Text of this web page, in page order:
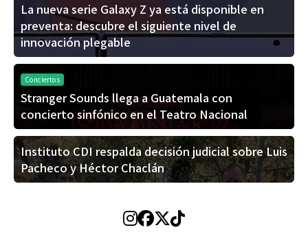
La nueva serie Galaxy Z ya está disponible en
preventa: descubre el siguiente nivel de
innovación plegable
Conciertos
Stranger Sounds llega a Guatemala con
concierto sinfónico en el Teatro Nacional
Instituto CDI respalda decisión judicial sobre Luis
Pacheco y Héctor Chaclán